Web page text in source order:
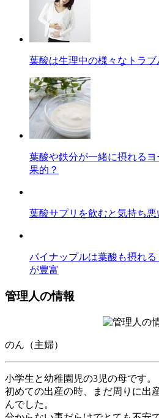
葉酸は生理中の様々なトラブ
葉酸や鉄分が一緒に摂れる
果的？
葉酸サプリを飲むと気持ち
パイナップルは葉酸も摂れ
が豊富
管理人の情報
のん（主婦）
小学生と幼稚園児の3児の母です。
初めての出産の時、まだ周りに出
んでした。